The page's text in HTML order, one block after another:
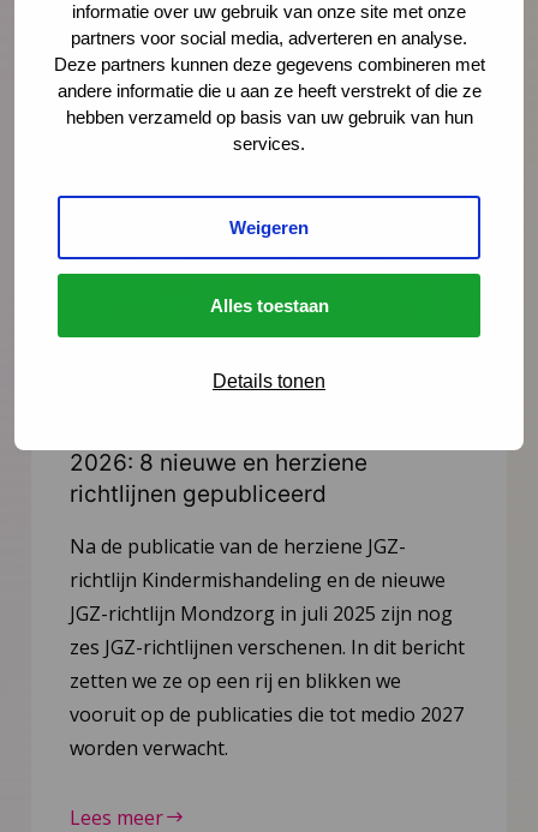
informatie over uw gebruik van onze site met onze
partners voor social media, adverteren en analyse.
Deze partners kunnen deze gegevens combineren met
andere informatie die u aan ze heeft verstrekt of die ze
hebben verzameld op basis van uw gebruik van hun
services.
Weigeren
Alles toestaan
Details tonen
Lees meer
21 juli 2026
2026: 8 nieuwe en herziene
richtlijnen gepubliceerd
Na de publicatie van de herziene JGZ-
richtlijn Kindermishandeling en de nieuwe
JGZ-richtlijn Mondzorg in juli 2025 zijn nog
zes JGZ-richtlijnen verschenen. In dit bericht
zetten we ze op een rij en blikken we
vooruit op de publicaties die tot medio 2027
worden verwacht.
Lees meer